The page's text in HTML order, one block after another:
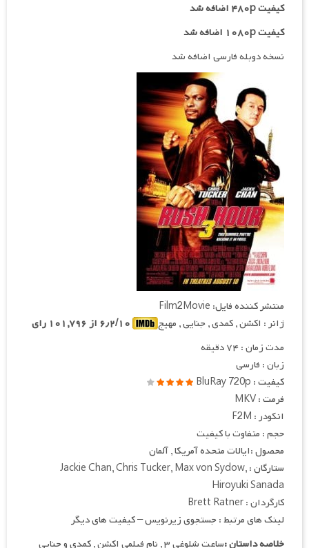
کیفیت ۴۸۰p اضافه شد
کیفیت ۱۰۸۰p اضافه شد
نسخه دوبله فارسی اضافه شد
منتشر کننده فایل: Film2Movie
ژانر : اکشن , کمدی , جنایی , مهیج
مدت زمان : ۷۴ دقیقه
زبان : فارسی
کیفیت : BluRay 720p
فرمت : MKV
انکودر : F2M
حجم : متفاوت با کیفیت
محصول :ایالات متحده آمریکا , آلمان
ستارگان : Jackie Chan, Chris Tucker, Max von Sydow,
Hiroyuki Sanada
کارگردان : Brett Ratner
لینک های مرتبط : جستجوی زیرنویس – کیفیت های دیگر
خلاصه داستان :
ساعت شلوغی ۳ , نام فیلمی اکشن , کمدی و جنایی